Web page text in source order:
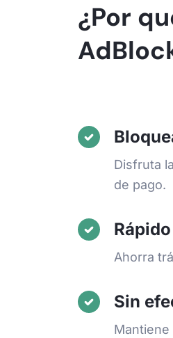
¿Por
Disfruta
de pago.
Ahorra
Sin
Mantiene